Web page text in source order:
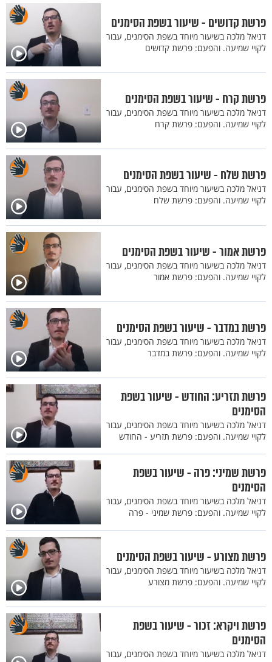
פרשת קדושים - שיעור בשפת הסימנים
דניאל מלכה בשיעור מיוחד בשפת הסימנים, עבור
לקויי שמיעה. והפעם: פרשת קדושים
פרשת קרח - שיעור בשפת הסימנים
דניאל מלכה בשיעור מיוחד בשפת הסימנים, עבור
לקויי שמיעה. והפעם: פרשת קרח
פרשת שלח - שיעור בשפת הסימנים
דניאל מלכה בשיעור מיוחד בשפת הסימנים, עבור
לקויי שמיעה. והפעם: פרשת שלח
פרשת אמור - שיעור בשפת הסימנים
דניאל מלכה בשיעור מיוחד בשפת הסימנים, עבור
לקויי שמיעה. והפעם: פרשת אמור
פרשת במדבר - שיעור בשפת הסימנים
דניאל מלכה בשיעור מיוחד בשפת הסימנים, עבור
לקויי שמיעה. והפעם: פרשת במדבר
פרשת תזריע: החודש - שיעור בשפת
הסימנים
דניאל מלכה בשיעור מיוחד בשפת הסימנים, עבור
לקויי שמיעה. והפעם: פרשת תזריע - החודש
פרשת שמיני: פרה - שיעור בשפת
הסימנים
דניאל מלכה בשיעור מיוחד בשפת הסימנים, עבור
לקויי שמיעה. והפעם: פרשת שמיני - פרה
פרשת מצורע - שיעור בשפת הסימנים
דניאל מלכה בשיעור מיוחד בשפת הסימנים, עבור
לקויי שמיעה. והפעם: פרשת מצורע
פרשת ויקרא: זכור - שיעור בשפת
הסימנים
דניאל מלכה בשיעור מיוחד בשפת הסימנים, עבור